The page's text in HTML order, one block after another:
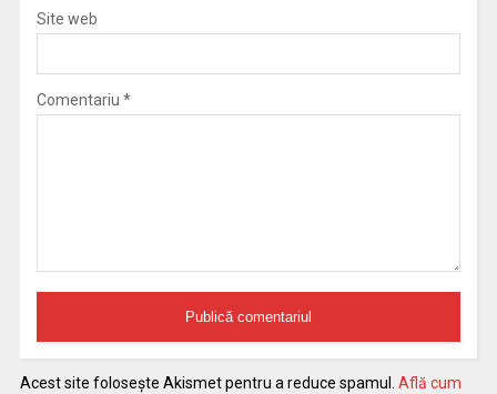
Site web
Comentariu *
Acest site folosește Akismet pentru a reduce spamul. Află cum